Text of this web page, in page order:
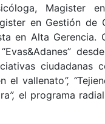
Magister
en Gestión de
en Alta Gerencia.
ciudadanas
el vallenato”, “
”, el programa